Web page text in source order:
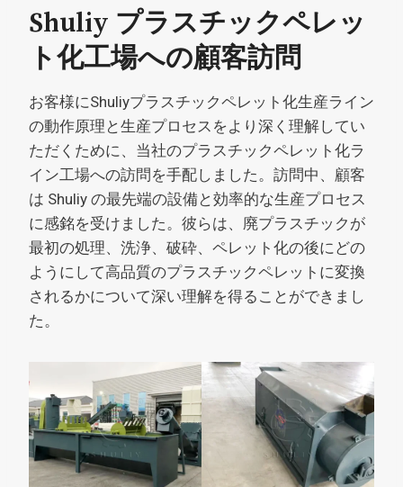
Shuliy プラスチックペレッ
ト化工場への顧客訪問
お客様にShuliyプラスチックペレット化生産ライン
の動作原理と生産プロセスをより深く理解してい
ただくために、当社のプラスチックペレット化ラ
イン工場への訪問を手配しました。訪問中、顧客
は Shuliy の最先端の設備と効率的な生産プロセス
に感銘を受けました。彼らは、廃プラスチックが
最初の処理、洗浄、破砕、ペレット化の後にどの
ようにして高品質のプラスチックペレットに変換
されるかについて深い理解を得ることができまし
た。